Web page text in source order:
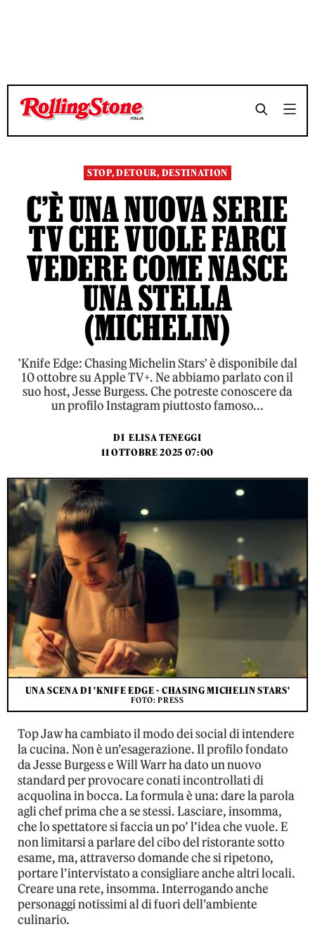
TEMPO DI LETTURA 9 MINUTI SHARE
TEMPO DI LETTURA 9 MINUTI SHARE
STOP, DETOUR, DESTINATION
C’È UNA NUOVA SERIE
TV CHE VUOLE FARCI
VEDERE COME NASCE
UNA STELLA
(MICHELIN)
'Knife Edge: Chasing Michelin Stars' è disponibile dal
10 ottobre su Apple TV+. Ne abbiamo parlato con il
suo host, Jesse Burgess. Che potreste conoscere da
un profilo Instagram piuttosto famoso...
DI ELISA TENEGGI
11 OTTOBRE 2025 07:00
UNA SCENA DI 'KNIFE EDGE - CHASING MICHELIN STARS'
FOTO: PRESS
Top Jaw ha cambiato il modo dei social di intendere
la cucina. Non è un’esagerazione. Il profilo fondato
da Jesse Burgess e Will Warr ha dato un nuovo
standard per provocare conati incontrollati di
acquolina in bocca. La formula è una: dare la parola
agli chef prima che a se stessi. Lasciare, insomma,
che lo spettatore si faccia un po’ l’idea che vuole. E
non limitarsi a parlare del cibo del ristorante sotto
esame, ma, attraverso domande che si ripetono,
portare l’intervistato a consigliare anche altri locali.
Creare una rete, insomma. Interrogando anche
personaggi notissimi al di fuori dell’ambiente
culinario.